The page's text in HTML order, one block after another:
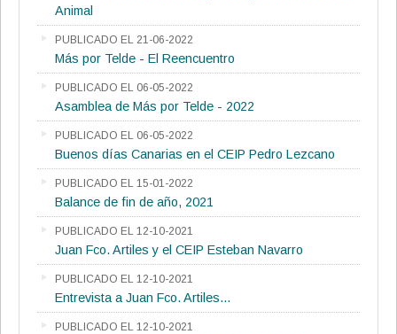
Animal
PUBLICADO EL 21-06-2022
Más por Telde - El Reencuentro
PUBLICADO EL 06-05-2022
Asamblea de Más por Telde - 2022
PUBLICADO EL 06-05-2022
Buenos días Canarias en el CEIP Pedro Lezcano
PUBLICADO EL 15-01-2022
Balance de fin de año, 2021
PUBLICADO EL 12-10-2021
Juan Fco. Artiles y el CEIP Esteban Navarro
PUBLICADO EL 12-10-2021
Entrevista a Juan Fco. Artiles...
PUBLICADO EL 12-10-2021